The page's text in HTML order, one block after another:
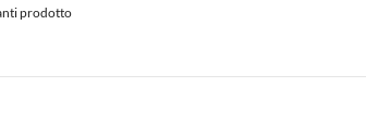
prodotto